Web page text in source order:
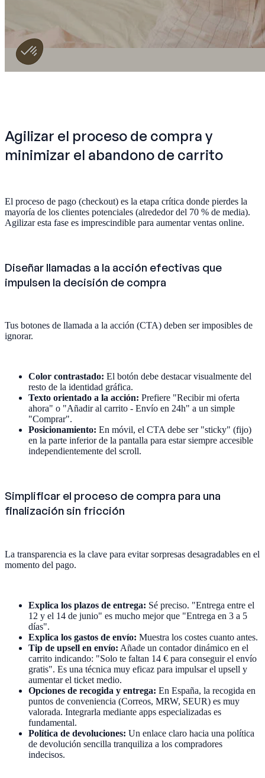
Agilizar el proceso de compra y
minimizar el abandono de carrito
El proceso de pago (checkout) es la etapa crítica donde pierdes la
mayoría de los clientes potenciales (alrededor del 70 % de media).
Agilizar esta fase es imprescindible para aumentar ventas online.
Diseñar llamadas a la acción efectivas que
impulsen la decisión de compra
Tus botones de llamada a la acción (CTA) deben ser imposibles de
ignorar.
Color contrastado: El botón debe destacar visualmente del
resto de la identidad gráfica.
Texto orientado a la acción: Prefiere "Recibir mi oferta
ahora" o "Añadir al carrito - Envío en 24h" a un simple
"Comprar".
Posicionamiento: En móvil, el CTA debe ser "sticky" (fijo)
en la parte inferior de la pantalla para estar siempre accesible
independientemente del scroll.
Simplificar el proceso de compra para una
finalización sin fricción
La transparencia es la clave para evitar sorpresas desagradables en el
momento del pago.
Explica los plazos de entrega: Sé preciso. "Entrega entre el
12 y el 14 de junio" es mucho mejor que "Entrega en 3 a 5
días".
Explica los gastos de envío: Muestra los costes cuanto antes.
Tip de upsell en envío: Añade un contador dinámico en el
carrito indicando: "Solo te faltan 14 € para conseguir el envío
gratis". Es una técnica muy eficaz para impulsar el upsell y
aumentar el ticket medio.
Opciones de recogida y entrega: En España, la recogida en
puntos de conveniencia (Correos, MRW, SEUR) es muy
valorada. Integrarla mediante apps especializadas es
fundamental.
Política de devoluciones: Un enlace claro hacia una política
de devolución sencilla tranquiliza a los compradores
indecisos.